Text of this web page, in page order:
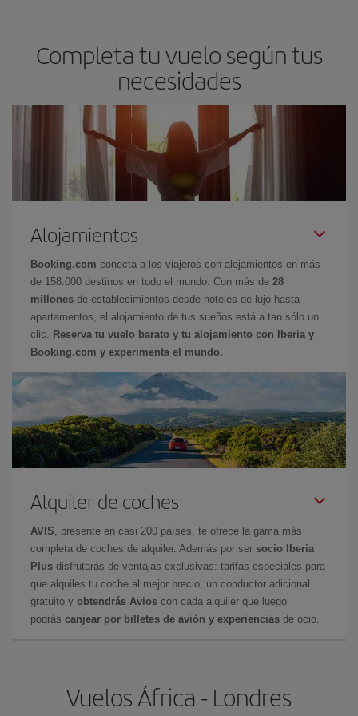
Completa tu vuelo según tus
necesidades
Alojamientos
Booking.com conecta a los viajeros con alojamientos en más
de 158.000 destinos en todo el mundo. Con más de 28
millones de establecimientos desde hoteles de lujo hasta
apartamentos, el alojamiento de tus sueños está a tan sólo un
clic.
Reserva tu vuelo barato y tu alojamiento con Iberia y
Booking.com y experimenta el mundo.
Alquiler de coches
AVIS , presente en casi 200 países, te ofrece la gama más
completa de coches de alquiler. Además por ser socio Iberia
Plus disfrutarás de ventajas exclusivas: tarifas especiales para
que alquiles tu coche al mejor precio, un conductor adicional
gratuito y obtendrás Avios con cada alquiler que luego
podrás canjear por billetes de avión y experiencias de ocio.
Vuelos África - Londres